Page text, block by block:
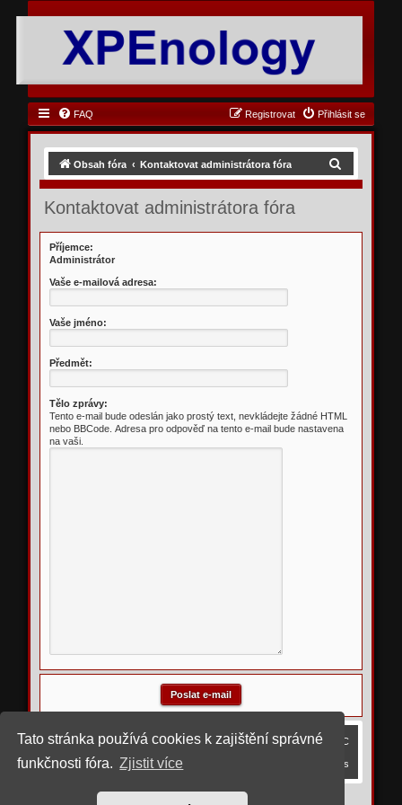
Tato stránka používá cookies k zajištění správné
funkčnosti fóra. Zjistit více
FAQ Přihlásit se
Registrovat
Obsah fóra Kontaktovat administrátora fóra
Kontaktovat administrátora fóra
Příjemce:
Administrátor
Vaše e-mailová adresa:
Vaše jméno:
Předmět:
Tělo zprávy:
Tento e-mail bude odeslán jako prostý text, nevkládejte žádné HTML
nebo BBCode. Adresa pro odpověď na tento e-mail bude nastavena
na vaši.
Obsah fóra Všechny časy jsou v UTC
Smazat cookies
Kontaktujte nás